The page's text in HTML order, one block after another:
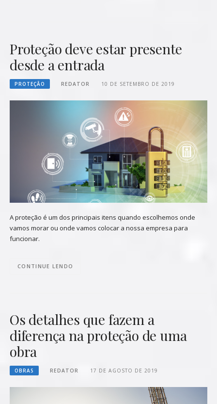
Proteção deve estar presente
desde a entrada
PROTEÇÃO REDATOR 10 DE SETEMBRO DE 2019
A proteção é um dos principais itens quando escolhemos onde
vamos morar ou onde vamos colocar a nossa empresa para
funcionar.
CONTINUE LENDO
Os detalhes que fazem a
diferença na proteção de uma
obra
OBRAS REDATOR 17 DE AGOSTO DE 2019